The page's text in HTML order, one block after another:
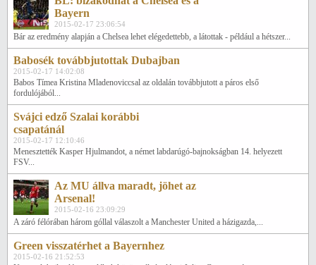
Bayern
2015-02-17 23:06:54
Bár az eredmény alapján a Chelsea lehet elégedettebb, a látottak - például a hétszer...
Babosék továbbjutottak Dubajban
2015-02-17 14:02:08
Babos Tímea Kristina Mladenoviccsal az oldalán továbbjutott a páros első
fordulójából...
Svájci edző Szalai korábbi
csapatánál
2015-02-17 12:10:46
Menesztették Kasper Hjulmandot, a német labdarúgó-bajnokságban 14. helyezett
FSV...
Az MU állva maradt, jöhet az
Arsenal!
2015-02-16 23:09:29
A záró félórában három góllal válaszolt a Manchester United a házigazda,...
Green visszatérhet a Bayernhez
2015-02-16 21:52:53